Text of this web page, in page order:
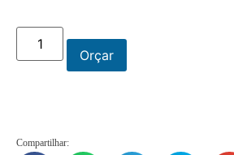
Orçar
Compartilhar: